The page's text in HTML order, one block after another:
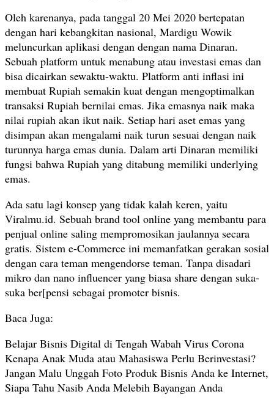
Oleh karenanya, pada tanggal 20 Mei 2020 bertepatan
dengan hari kebangkitan nasional, Mardigu Wowik
meluncurkan aplikasi dengan dengan nama Dinaran.
Sebuah platform untuk menabung atau investasi emas dan
bisa dicairkan sewaktu-waktu. Platform anti inflasi ini
membuat Rupiah semakin kuat dengan mengoptimalkan
transaksi Rupiah bernilai emas. Jika emasnya naik maka
nilai rupiah akan ikut naik. Setiap hari aset emas yang
disimpan akan mengalami naik turun sesuai dengan naik
turunnya harga emas dunia. Dalam arti Dinaran memiliki
fungsi bahwa Rupiah yang ditabung memiliki underlying
emas.
Ada satu lagi konsep yang tidak kalah keren, yaitu
Viralmu.id. Sebuah brand tool online yang membantu para
penjual online saling mempromosikan jaulannya secara
gratis. Sistem e-Commerce ini memanfatkan gerakan sosial
dengan cara teman mengendorse teman. Tanpa disadari
mikro dan nano influencer yang biasa share dengan suka-
suka ber[pensi sebagai promoter bisnis.
Baca Juga:
Belajar Bisnis Digital di Tengah Wabah Virus Corona
Kenapa Anak Muda atau Mahasiswa Perlu Berinvestasi?
Jangan Malu Unggah Foto Produk Bisnis Anda ke Internet,
Siapa Tahu Nasib Anda Melebih Bayangan Anda